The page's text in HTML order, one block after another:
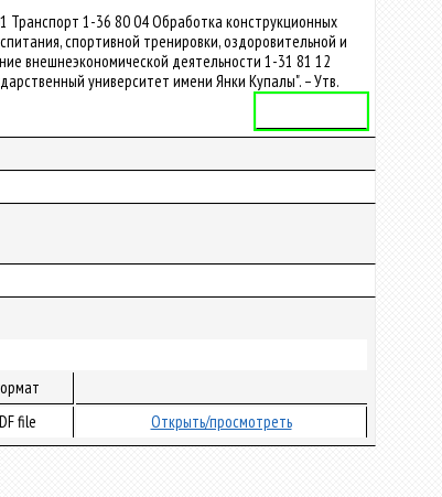
Транспорт 1-36 80 04 Обработка конструкционных
спортивной тренировки, оздоровительной и
внешнеэкономической деятельности 1-31 81 12
университет имени Янки Купалы". – Утв.
file Открыть/просмотреть